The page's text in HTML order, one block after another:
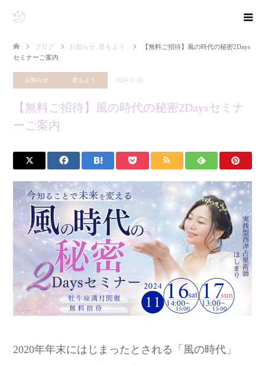
ブログ お知らせ 星もよう
【無料ご招待】風の時代の秘密2Days
セミナーご案内
お知らせ 星もよう 2024.11.01
【無料ご招待】風の時代の秘密2Daysセミナ
ーご案内
2020年年末にはじまったとされる「風の時代」